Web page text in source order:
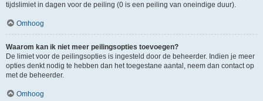
tijdslimiet in dagen voor de peiling (0 is een peiling van oneindige duur).
Omhoog
Waarom kan ik niet meer peilingsopties toevoegen?
De limiet voor de peilingsopties is ingesteld door de beheerder. Indien je meer
opties denkt nodig te hebben dan het toegestane aantal, neem dan contact op
met de beheerder.
Omhoog